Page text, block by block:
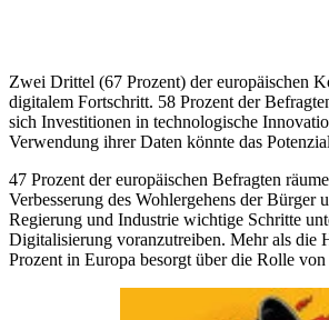
Zwei Drittel (67 Prozent) der europäischen
digitalem Fortschritt. 58 Prozent der
sich Investitionen in technologische
Verwendung ihrer Daten könnte das
47 Prozent der europäischen Befragten
Verbesserung des Wohlergehens der
Regierung und Industrie wichtige Schritte
Digitalisierung voranzutreiben. Mehr als die
Prozent in Europa besorgt über die Rolle